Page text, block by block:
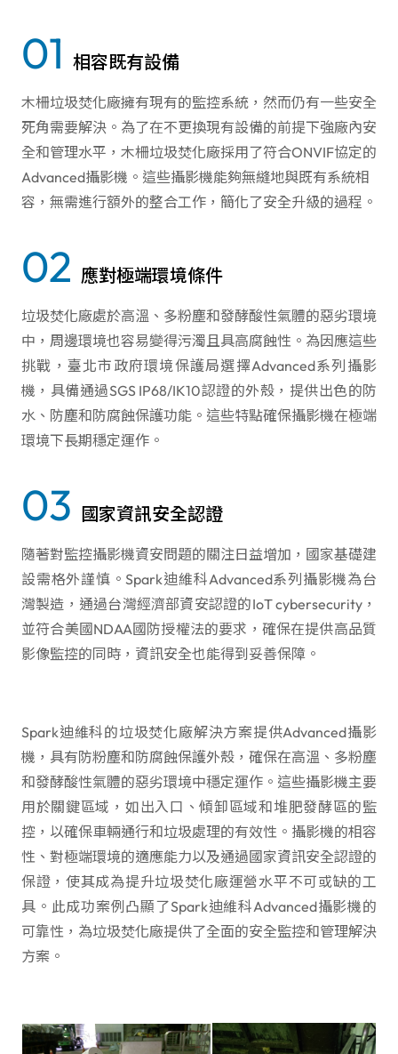
01 相容既有設備
木柵垃圾焚化廠擁有現有的監控系統，然而仍有一些安全
死角需要解決。為了在不更換現有設備的前提下強廠內安
全和管理水平，木柵垃圾焚化廠採用了符合ONVIF協定的
Advanced攝影機。這些攝影機能夠無縫地與既有系統相
容，無需進行額外的整合工作，簡化了安全升級的過程。
02 應對極端環境條件
垃圾焚化廠處於高溫、多粉塵和發酵酸性氣體的惡劣環境
中，周邊環境也容易變得污濁且具高腐蝕性。為因應這些
挑戰，臺北市政府環境保護局選擇Advanced系列攝影
機，具備通過SGS IP68/IK10認證的外殼，提供出色的防
水、防塵和防腐蝕保護功能。這些特點確保攝影機在極端
環境下長期穩定運作。
03 國家資訊安全認證
隨著對監控攝影機資安問題的關注日益增加，國家基礎建
設需格外謹慎。Spark迪維科Advanced系列攝影機為台
灣製造，通過台灣經濟部資安認證的IoT cybersecurity，
並符合美國NDAA國防授權法的要求，確保在提供高品質
影像監控的同時，資訊安全也能得到妥善保障。
Spark迪維科的垃圾焚化廠解決方案提供Advanced攝影
機，具有防粉塵和防腐蝕保護外殼，確保在高溫、多粉塵
和發酵酸性氣體的惡劣環境中穩定運作。這些攝影機主要
用於關鍵區域，如出入口、傾卸區域和堆肥發酵區的監
控，以確保車輛通行和垃圾處理的有效性。攝影機的相容
性、對極端環境的適應能力以及通過國家資訊安全認證的
保證，使其成為提升垃圾焚化廠運營水平不可或缺的工
具。此成功案例凸顯了Spark迪維科Advanced攝影機的
可靠性，為垃圾焚化廠提供了全面的安全監控和管理解決
方案。